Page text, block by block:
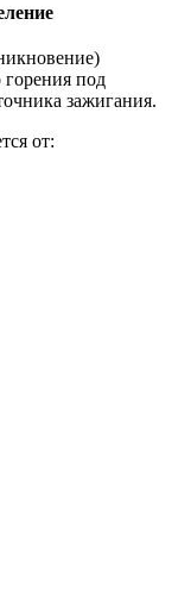
горения под
зажигания.
от: